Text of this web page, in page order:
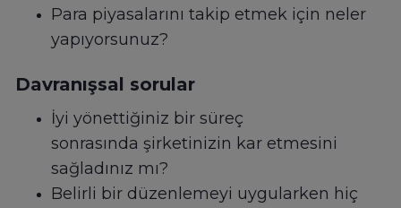
Para piyasalarını takip etmek için neler
yapıyorsunuz?
Davranışsal sorular
İyi yönettiğiniz bir süreç
sonrasında şirketinizin kar etmesini
sağladınız mı?
Belirli bir düzenlemeyi uygularken hiç